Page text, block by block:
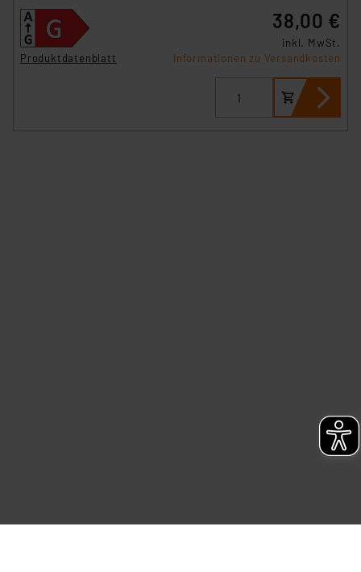
Produktdatenblatt
38,00 €
inkl. MwSt.
Informationen zu Versandkosten